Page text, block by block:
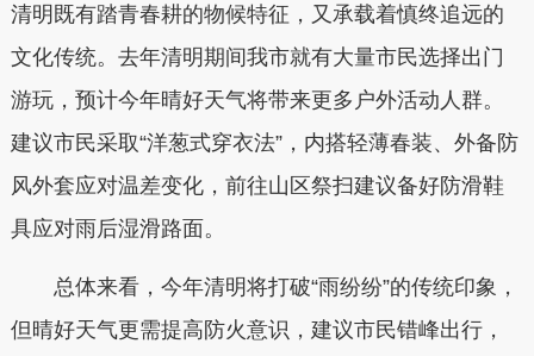
清明既有踏青春耕的物候特征，又承载着慎终追远的
文化传统。去年清明期间我市就有大量市民选择出门
游玩，预计今年晴好天气将带来更多户外活动人群。
建议市民采取“洋葱式穿衣法”，内搭轻薄春装、外备防
风外套应对温差变化，前往山区祭扫建议备好防滑鞋
具应对雨后湿滑路面。
总体来看，今年清明将打破“雨纷纷”的传统印象，
但晴好天气更需提高防火意识，建议市民错峰出行，